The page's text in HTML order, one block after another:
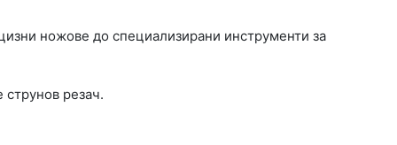
ножове до специализирани инструменти за
резач.